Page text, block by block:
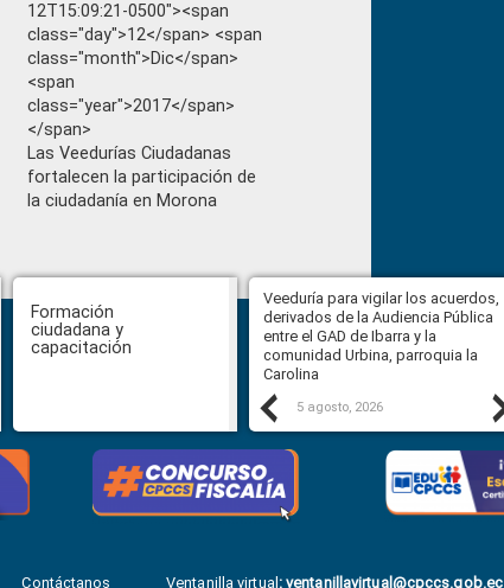
12T15:09:21-0500"><span
class="day">12</span> <span
class="month">Dic</span>
<span
class="year">2017</span>
</span>
Las Veedurías Ciudadanas
fortalecen la participación de
la ciudadanía en Morona
Formación
ciudadana y
capacitación
Previous
Abiertas impugnaciones a los
delegados de la Función Judicial a
la Comisión Ciudadana de
Selección para la designación de
Veeduría para vigilar los acuerdos,
derivados de la Audiencia Pública
entre el GAD de Ibarra y la
comunidad Urbina, parroquia la
Carolina
5 agosto, 2026
Contáctanos Ventanilla virtual :ventanillavirtual@cpccs.gob.ec